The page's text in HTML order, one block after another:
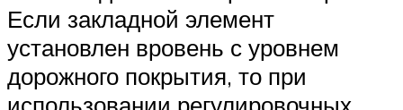
Если закладной элемент
установлен вровень с уровнем
дорожного покрытия, то при